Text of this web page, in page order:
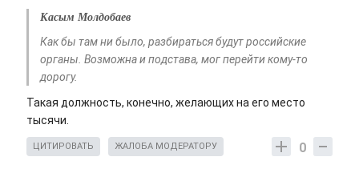
Касым Молдобаев
Как бы там ни было, разбираться будут российские
органы. Возможна и подстава, мог перейти кому-то
дорогу.
Такая должность, конечно, желающих на его место
тысячи.
0
ЦИТИРОВАТЬ ЖАЛОБА МОДЕРАТОРУ